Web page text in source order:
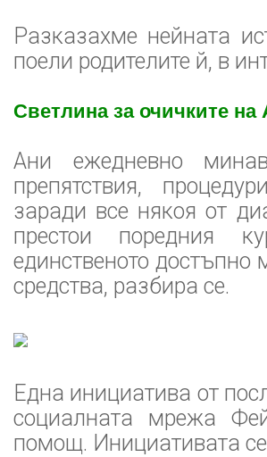
Разказахме нейната
поели родителите й, в
Светлина за очичките на
Ани ежедневно
препятствия,
заради все някоя от
престои поредния
единственото
средства, разбира се.
Една инициатива от
социалната мрежа
помощ. Инициативата